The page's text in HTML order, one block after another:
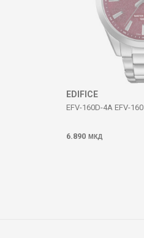
EDIFICE
EFV-160D-4A EFV-160
6.890 МКД